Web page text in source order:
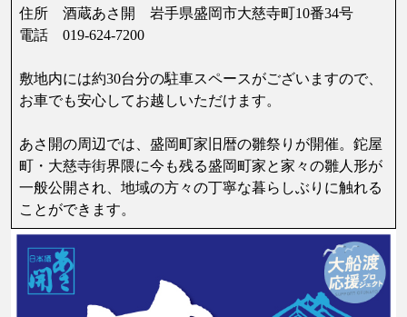
住所 酒蔵あさ開 岩手県盛岡市大慈寺町10番34号
電話 019-624-7200
敷地内には約30台分の駐車スペースがございますので、
お車でも安心してお越しいただけます。
あさ開の周辺では、盛岡町家旧暦の雛祭りが開催。鉈屋
町・大慈寺街界隈に今も残る​盛岡町家と家々の雛人形が
一般公開され、地域の方々の丁寧な暮らしぶりに触れる
ことができます。